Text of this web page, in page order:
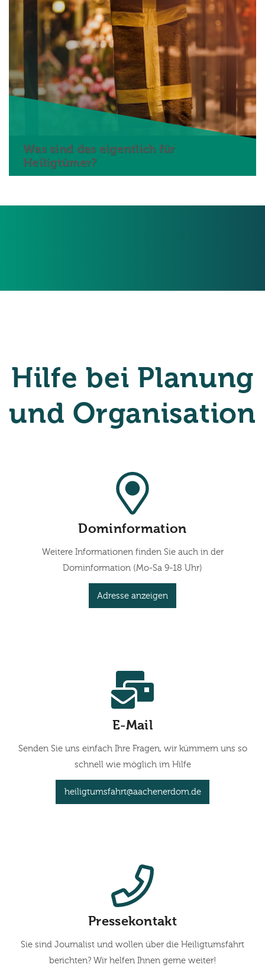
Was sind das eigentlich für
Heiligtümer?
Hilfe bei Planung
und Organisation
Dominformation
Weitere Informationen finden Sie auch in der
Dominformation (Mo-Sa 9-18 Uhr)
Adresse anzeigen
E-Mail
Senden Sie uns einfach Ihre Fragen, wir kümmern uns so
schnell wie möglich im Hilfe
heiligtumsfahrt@aachenerdom.de
Pressekontakt
Sie sind Journalist und wollen über die Heiligtumsfahrt
berichten? Wir helfen Ihnen gerne weiter!